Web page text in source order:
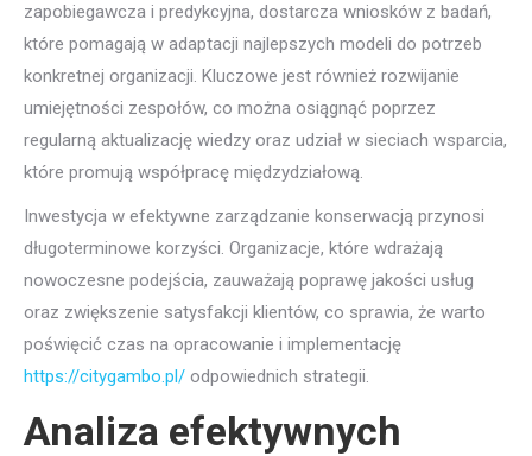
zapobiegawcza i predykcyjna, dostarcza wniosków z badań,
które pomagają w adaptacji najlepszych modeli do potrzeb
konkretnej organizacji. Kluczowe jest również rozwijanie
umiejętności zespołów, co można osiągnąć poprzez
regularną aktualizację wiedzy oraz udział w sieciach wsparcia,
które promują współpracę międzydziałową.
Inwestycja w efektywne zarządzanie konserwacją przynosi
długoterminowe korzyści. Organizacje, które wdrażają
nowoczesne podejścia, zauważają poprawę jakości usług
oraz zwiększenie satysfakcji klientów, co sprawia, że warto
poświęcić czas na opracowanie i implementację
https://citygambo.pl/ odpowiednich strategii.
Analiza efektywnych